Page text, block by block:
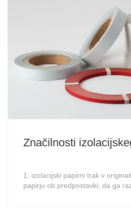
Značilnosti
1, izolacijski papirni trak v
papirju ob predpostavki, da ga